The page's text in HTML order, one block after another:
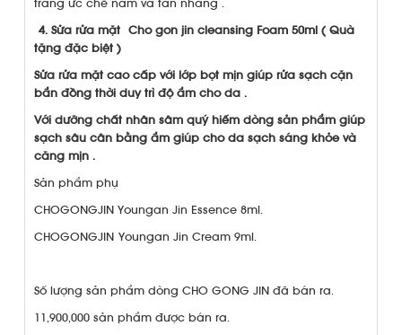
trắng ức chế nám và tàn nhang .
4. Sửa rửa mặt Cho gon jin cleansing Foam 50ml ( Quà
tặng đặc biệt )
Sửa rửa mặt cao cấp với lớp bọt mịn giúp rửa sạch cặn
bẩn đồng thời duy trì độ ẩm cho da .
Với dưỡng chất nhân sâm quý hiếm dòng sản phẩm giúp
sạch sâu cân bằng ẩm giúp cho da sạch sáng khỏe và
căng mịn .
Sản phẩm phụ
CHOGONGJIN Youngan Jin Essence 8ml.
CHOGONGJIN Youngan Jin Cream 9ml.
Số lượng sản phẩm dòng CHO GONG JIN đã bán ra.
11,900,000 sản phẩm được bán ra.